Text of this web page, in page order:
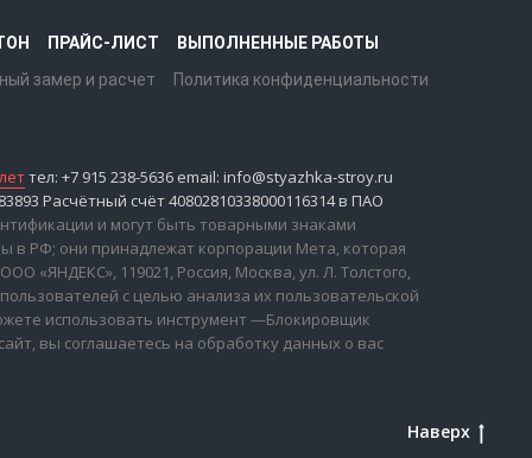
ПРАЙС-ЛИСТ
ВЫПОЛНЕННЫЕ РАБОТЫ
замер и расчет Политика конфиденциальности
тел: +7 915 238-5636 email: info@styazhka-stroy.ru
Расчётный счёт 40802810338000116314 в ПАО
и могут быть товарными знаками
в РФ; они принадлежат корпорации Мета, которая
«ЯНДЕКС», 119021, Россия, Москва, ул. Л. Толстого,
с целью анализа их пользовательской
использовать инструмент —Блокировщик
вы соглашаетесь на обработку данных о вас
Наверх